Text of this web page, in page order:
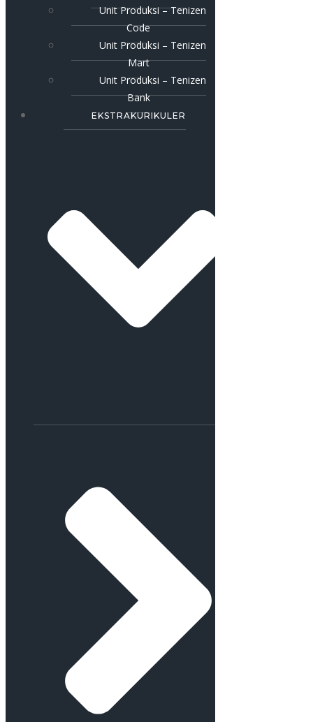
Unit Produksi – Tenizen
Code
Unit Produksi – Tenizen
Mart
Unit Produksi – Tenizen
Bank
EKSTRAKURIKULER